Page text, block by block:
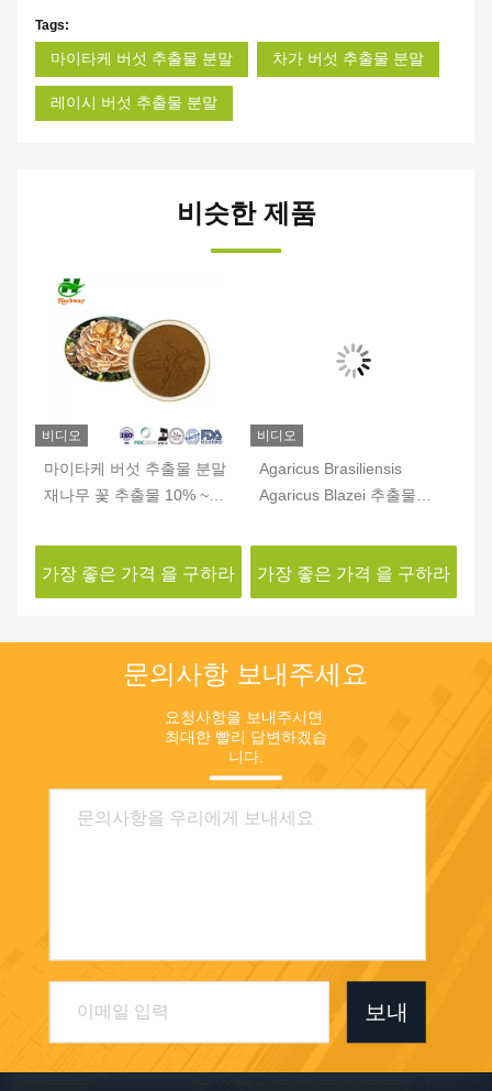
Tags:
마이타케 버섯 추출물 분말 차가 버섯 추출물 분말
레이시 버섯 추출물 분말
비슷한 제품
비디오
마이타케 버섯 추출물 분말
재나무 꽃 추출물 10% ~
가장 좋은 가격 을 구하라
비디오
Agaricus Brasiliensis
Agaricus Blazei 추출물
드
가장 좋은 가격 을 구하라
문의사항 보내주세요
요청사항을 보내주시면
최대한 빨리 답변하겠습
니다.
보내